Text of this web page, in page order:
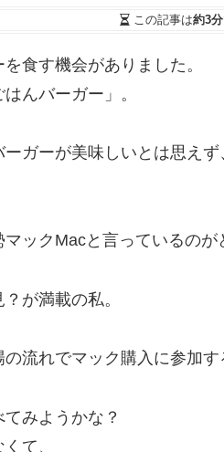
この記事は約3分
食す機会がありました。
んバーガー」。
ガーが美味しいとは思え
マックMacと言っているの
が満載の私。
流れでマック購入に参加
みようかな？
て、